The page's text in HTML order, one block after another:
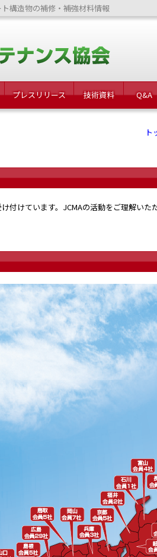
構造物の補修・補強材料情報
プレスリリース 技術資料 Q&A
ト
付けています。JCMAの活動をご理解いた